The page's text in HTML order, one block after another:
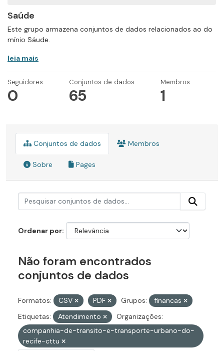
Saúde
Este grupo armazena conjuntos de dados relacionados ao do
mínio Sáude.
leia mais
Seguidores
0
Conjuntos de dados
65
Membros
1
Conjuntos de dados Membros
Sobre Pages
Ordenar por
Não foram encontrados
conjuntos de dados
Formatos: CSV PDF Grupos:
financas
Etiquetas:
Atendimento
Organizações:
companhia-de-transito-e-transporte-urbano-do-
recife-cttu